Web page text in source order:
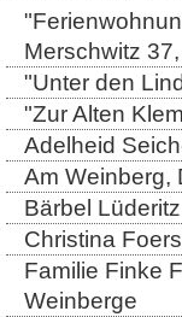
Merschwitz
"Unter den
"Zur Alten
Adelheid
Am Weinberg,
Bärbel
Christina
Familie Finke
Weinberge